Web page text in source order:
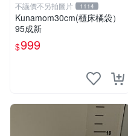
不議價不另拍圖片 1114
Kunamom30cm(櫃床橘袋）
95成新
$999